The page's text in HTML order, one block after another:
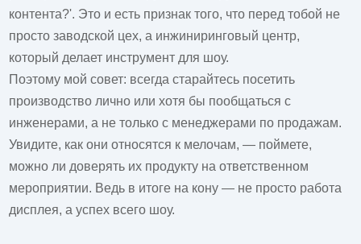
контента?'. Это и есть признак того, что перед тобой не
просто заводской цех, а инжиниринговый центр,
который делает инструмент для шоу.
Поэтому мой совет: всегда старайтесь посетить
производство лично или хотя бы пообщаться с
инженерами, а не только с менеджерами по продажам.
Увидите, как они относятся к мелочам, — поймете,
можно ли доверять их продукту на ответственном
мероприятии. Ведь в итоге на кону — не просто работа
дисплея, а успех всего шоу.